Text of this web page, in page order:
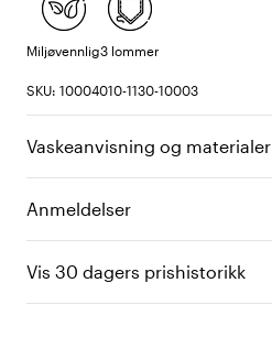
Miljøvennlig3 lommer
SKU: 10004010-1130-10003
Vaskeanvisning og materialer
Anmeldelser
Vis 30 dagers prishistorikk